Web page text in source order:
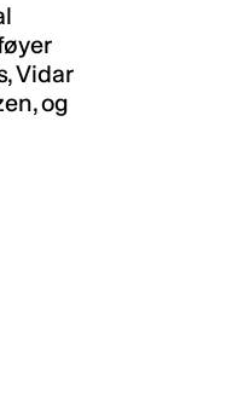
Vidar
og